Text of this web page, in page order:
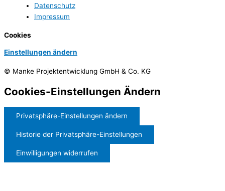
Datenschutz
Impressum
Cookies
Einstellungen ändern
© Manke Projektentwicklung GmbH & Co. KG
Cookies-Einstellungen Ändern
Privatsphäre-Einstellungen ändern
Historie der Privatsphäre-Einstellungen
Einwilligungen widerrufen